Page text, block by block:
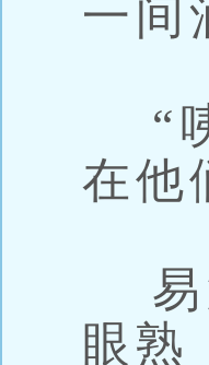
一间
“咦
在他
易
眼熟